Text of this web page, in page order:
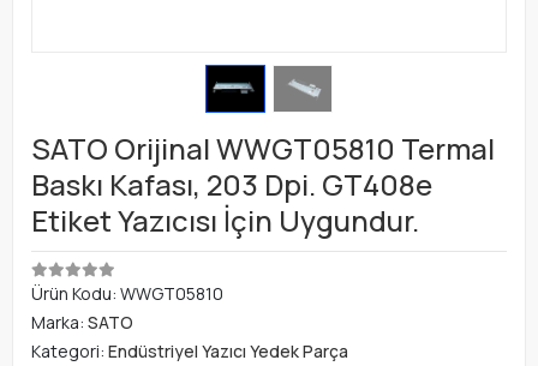
SATO Orijinal WWGT05810 Termal
Baskı Kafası, 203 Dpi. GT408e
Etiket Yazıcısı İçin Uygundur.
Ürün Kodu: WWGT05810
Marka: SATO
Kategori: Endüstriyel Yazıcı Yedek Parça